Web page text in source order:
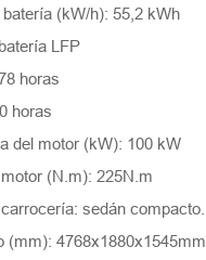
(kW/h): 55,2 kWh
LFP
horas
horas
del motor (kW): 100 kW
(N.m): 225N.m
sedán compacto.
(mm): 4768x1880x1545mm